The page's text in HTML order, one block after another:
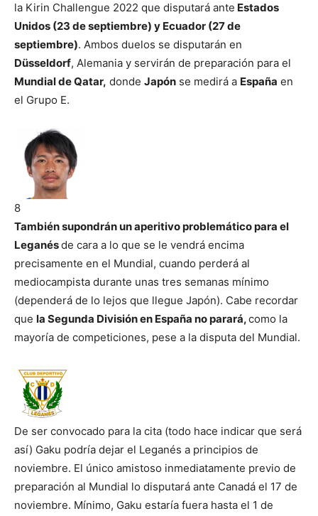
la Kirin Challengue 2022 que disputará ante Estados
Unidos (23 de septiembre) y Ecuador (27 de
septiembre). Ambos duelos se disputarán en
Düsseldorf, Alemania y servirán de preparación para el
Mundial de Qatar, donde Japón se medirá a España en
el Grupo E.
8
También supondrán un aperitivo problemático para el
Leganésde cara a lo que se le vendrá encima
precisamente en el Mundial, cuando perderá al
mediocampista durante unas tres semanas mínimo
(dependerá de lo lejos que llegue Japón). Cabe recordar
que la Segunda División en España no parará,como la
mayoría de competiciones, pese a la disputa del Mundial.
De ser convocado para la cita (todo hace indicar que será
así) Gaku podría dejar el Leganés a principios de
noviembre. El único amistoso inmediatamente previo de
preparación al Mundial lo disputará ante Canadá el 17 de
noviembre. Mínimo, Gaku estaría fuera hasta el 1 de